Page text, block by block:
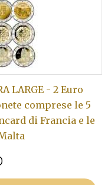
LARGE - 2 Euro
comprese le 5
di Francia e le